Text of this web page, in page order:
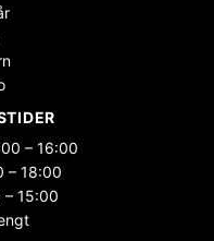
– 16:00
– 18:00
– 15:00